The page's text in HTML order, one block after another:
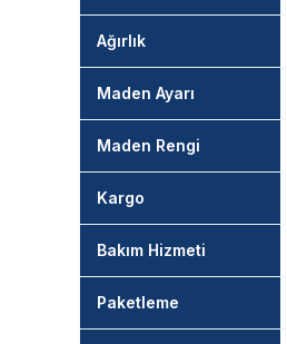
Ağırlık
Maden Ayarı
Maden Rengi
Kargo
Bakım Hizmeti
Paketleme